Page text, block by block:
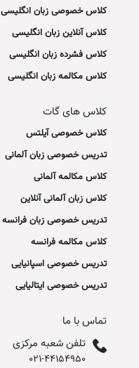
کلاس خصوصی زبان انگلیسی
کلاس آنلاین زبان انگلیسی
کلاس فشرده زبان انگلیسی
کلاس مکالمه زبان انگلیسی
کلاس های گات
کلاس خصوصی آیلتس
تدریس خصوصی زبان آلمانی
کلاس مکالمه آلمانی
کلاس زبان آلمانی آنلاین
تدریس خصوصی زبان فرانسه
کلاس مکالمه فرانسه
تدریس خصوصی اسپانیایی
تدریس خصوصی ایتالیایی
تماس با ما
تلفن شعبه مرکزی
021-44154950